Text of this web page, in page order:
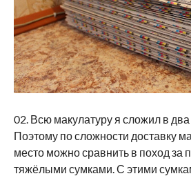
02. Всю макулатуру я сложил в
Поэтому по сложности доставку
место можно сравнить в поход за
тяжёлыми сумками. С этими